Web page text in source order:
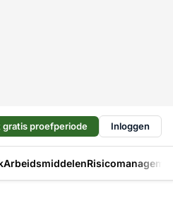
gratis proefperiode Inloggen
Arbeidsmiddelen